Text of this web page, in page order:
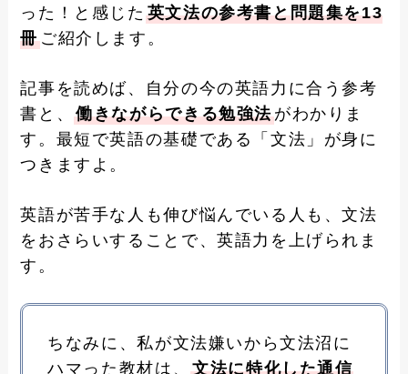
った！と感じた 英文法の参考書と問題集を13
冊ご紹介します。
記事を読めば、自分の今の英語力に合う参考
書と、働きながらできる勉強法がわかりま
す。最短で英語の基礎である「文法」が身に
つきますよ。
英語が苦手な人も伸び悩んでいる人も、文法
をおさらいすることで、英語力を上げられま
す。
ちなみに、私が文法嫌いから文法沼に
ハマった教材は、文法に特化した通信